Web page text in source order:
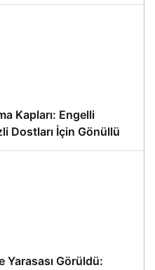
Kapları: Engelli
Dostları İçin Gönüllü
Yarasası Görüldü: